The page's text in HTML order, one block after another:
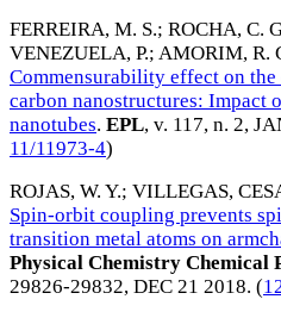
FERREIRA, M. S.; ROCHA, C.
VENEZUELA, P.; AMORIM, R.
Commensurability effect on
carbon nanostructures: Impact
nanotubes. EPL, v. 117, n. 2,
11/11973-4)
ROJAS, W. Y.; VILLEGAS,
Spin-orbit coupling prevents
transition metal atoms on
Physical Chemistry Chemical
29826-29832, DEC 21 2018. (